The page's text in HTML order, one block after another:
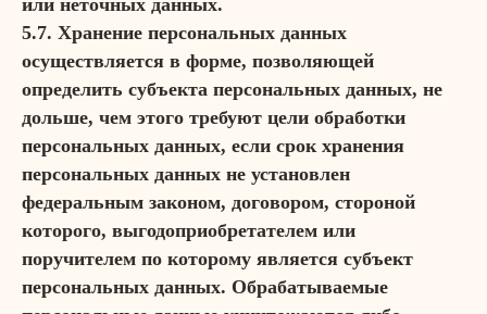
или неточных данных.
5.7. Хранение персональных данных
осуществляется в форме, позволяющей
определить субъекта персональных данных, не
дольше, чем этого требуют цели обработки
персональных данных, если срок хранения
персональных данных не установлен
федеральным законом, договором, стороной
которого, выгодоприобретателем или
поручителем по которому является субъект
персональных данных. Обрабатываемые